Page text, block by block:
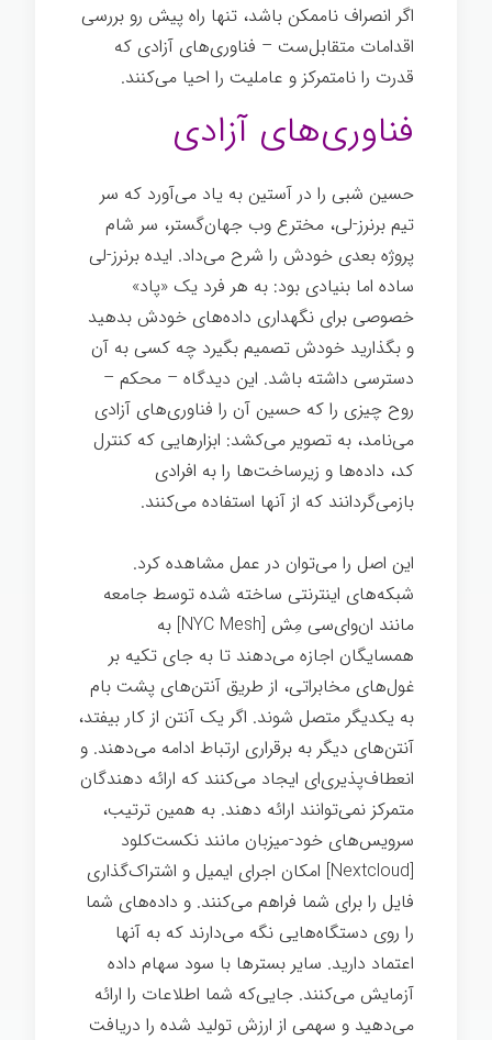
اگر انصراف ناممکن باشد، تنها راه پیش رو بررسی
اقدامات متقابل‌ست – فناوری‌های آزادی که
قدرت را نامتمرکز و عاملیت را احیا می‌کنند.
فناوری‌های آزادی
حسین شبی را در آستین به یاد می‌آورد که سر
تیم برنرز-لی، مخترع وب جهان‌گستر، سر شام
پروژه بعدی خودش را شرح می‌داد. ایده برنرز-لی
ساده اما بنیادی بود: به هر فرد یک «پاد»
خصوصی برای نگهداری داده‌های خودش بدهید
و بگذارید خودش تصمیم بگیرد چه کسی به آن
دسترسی داشته باشد. این دیدگاه – محکم –
روح چیزی را که حسین آن را فناوری‌های آزادی
می‌نامد، به تصویر می‌کشد: ابزارهایی که کنترل
کد، داده‌ها و زیرساخت‌ها را به افرادی
بازمی‌گردانند که از آنها استفاده می‌کنند.
این اصل را می‌توان در عمل مشاهده کرد.
شبکه‌های اینترنتی ساخته شده توسط جامعه
مانند ان‌وای‌سی مِش [NYC Mesh] به
همسایگان اجازه می‌دهند تا به جای تکیه بر
غول‌های مخابراتی، از طریق آنتن‌های پشت بام
به یکدیگر متصل شوند. اگر یک آنتن از کار بیفتد،
آنتن‌های دیگر به برقراری ارتباط ادامه می‌دهند. و
انعطاف‌پذیری‌ای ایجاد می‌کنند که ارائه دهندگان
متمرکز نمی‌توانند ارائه دهند. به همین ترتیب،
سرویس‌های خود-میزبان مانند نکست‌کلود
[Nextcloud] امکان اجرای ایمیل و اشتراک‌گذاری
فایل را برای شما فراهم می‌کنند. و داده‌های شما
را روی دستگاه‌هایی نگه می‌دارند که به آنها
اعتماد دارید. سایر بسترها با سود سهام داده
آزمایش می‌کنند. جایی‌که شما اطلاعات را ارائه
می‌دهید و سهمی از ارزش تولید شده را دریافت